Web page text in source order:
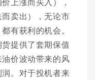
卖出），无论市
有获利的机会。
提供了套期保值
价波动带来的风
。对于投机者来